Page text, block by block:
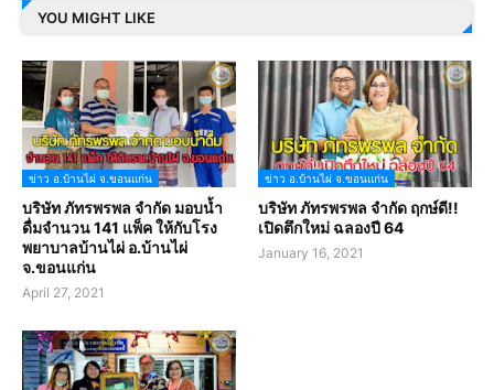
YOU MIGHT LIKE
ข่าว อ.บ้านไผ่ จ.ขอนแก่น
บริษัท ภัทรพรพล จำกัด มอบน้ำ
ดื่มจำนวน 141 แพ็ค ให้กับโรง
พยาบาลบ้านไผ่ อ.บ้านไผ่
จ.ขอนแก่น
April 27, 2021
ข่าว อ.บ้านไผ่ จ.ขอนแก่น
บริษัท ภัทรพรพล จำกัด ฤกษ์ดี!!
เปิดตึกใหม่ ฉลองปี 64
January 16, 2021